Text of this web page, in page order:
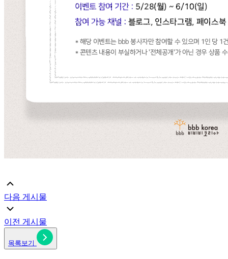
다음 게시물
이전 게시물
목록보기